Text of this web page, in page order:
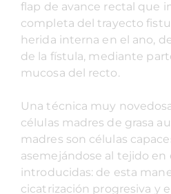
flap de avance rectal que
completa del trayecto
herida interna en el ano,
de la fístula, mediante
mucosa del recto.
Una técnica muy
células madres de grasa
madres son células
asemejándose al tejido en
introducidas: de esta
cicatrización progresiva y